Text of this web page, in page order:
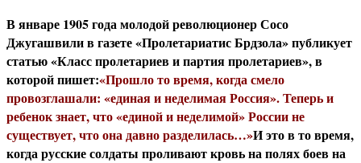
В январе 1905 года молодой революционер Сосо
Джугашвили в газете «Пролетариатис Брдзола» публикует
статью «Класс пролетариев и партия пролетариев», в
которой пишет:«Прошло то время, когда смело
провозглашали: «единая и неделимая Россия». Теперь и
ребенок знает, что «единой и неделимой» России не
существует, что она давно разделилась…»И это в то время,
когда русские солдаты проливают кровь на полях боев на